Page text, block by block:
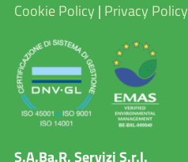
Cookie Policy | Privacy Policy
S.A.Ba.R. Servizi S.r.l.